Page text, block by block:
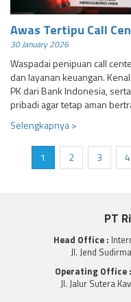
Awas Tertipu Call
30 January 2026
Waspadai penipuan call
dan layanan keuangan.
PK dari Bank Indonesia,
pribadi agar tetap aman
Selengkapnya >
1 2 3 4
PT
Head Office :
Jl. Jend
Operating Office :
Jl. Jalur Sutera